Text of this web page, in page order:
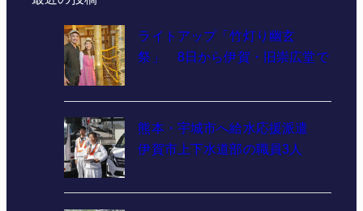
ライトアップ「竹灯り幽玄
祭」 8日から伊賀・旧崇広堂で
熊本・宇城市へ給水応援派遣
伊賀市上下水道部の職員3人